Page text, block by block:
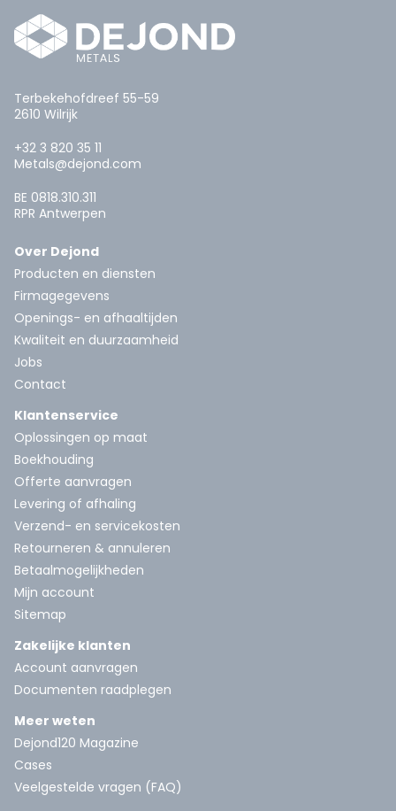
Terbekehofdreef 55-59
2610 Wilrijk
+32 3 820 35 11
Metals@dejond.com
BE 0818.310.311
RPR Antwerpen
Over Dejond
Producten en diensten
Firmagegevens
Openings- en afhaaltijden
Kwaliteit en duurzaamheid
Jobs
Contact
Klantenservice
Oplossingen op maat
Boekhouding
Offerte aanvragen
Levering of afhaling
Verzend- en servicekosten
Retourneren & annuleren
Betaalmogelijkheden
Mijn account
Sitemap
Zakelijke klanten
Account aanvragen
Documenten raadplegen
Meer weten
Dejond120 Magazine
Cases
Veelgestelde vragen (FAQ)